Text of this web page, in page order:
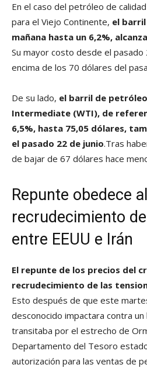
En el caso del petróleo de
para el Viejo Continente, el
mañana hasta un 6,2%,
Su mayor costo desde el
encima de los 70 dólares del
De su lado, el barril de
Intermediate (WTI), de
6,5%, hasta 75,05 dólares,
el pasado 22 de junio.Tras
de bajar de 67 dólares hace
Repunte obedece al
recrudecimiento
entre EEUU e Irán
El repunte de los precios del
recrudecimiento de las
Esto después de que este
desconocido impactara contra
transitaba por el estrecho de
Departamento del Tesoro
autorización para las ventas de